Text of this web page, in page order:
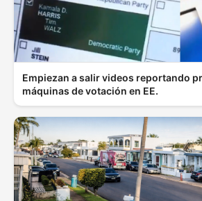
Empiezan a salir videos reportando
máquinas de votación en EE.